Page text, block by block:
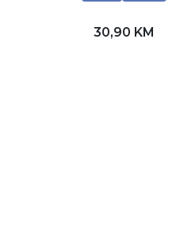
30,90 KM